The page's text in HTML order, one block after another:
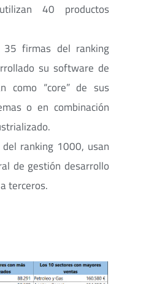
40 productos
firmas del ranking
su software de
como “core” de sus
o en combinación
ranking 1000, usan
de gestión desarrollo
terceros.